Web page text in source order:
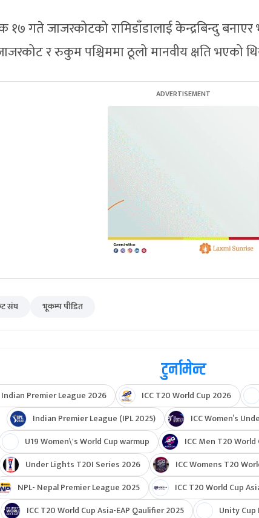
१७ गते जाजरकोटको रामिडाँडालाई केन्द्रबिन्दु
र रुकुम पश्चिममा ठूलो मानवीय क्षति भएको
संघ भूकम्प पीडित
टुर्नामेन्ट
Indian Premier League 2026 ICC T20 World Cup 2026
Indian Premier League (IPL 2025)
ICC Women’s
U19 Women\'s World Cup warmup
ICC Men T20 World
Under Lights T20I Series 2026
ICC Womens T20
NPL- Nepal Premier League 2025
ICC T20 World Cup
ICC T20 World Cup Asia-EAP Qaulifier 2025
Unity